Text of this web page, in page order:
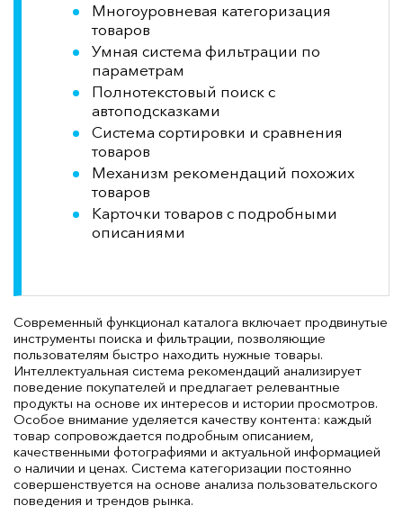
Многоуровневая категоризация
товаров
Умная система фильтрации по
параметрам
Полнотекстовый поиск с
автоподсказками
Система сортировки и сравнения
товаров
Механизм рекомендаций похожих
товаров
Карточки товаров с подробными
описаниями
Современный функционал каталога включает продвинутые
инструменты поиска и фильтрации, позволяющие
пользователям быстро находить нужные товары.
Интеллектуальная система рекомендаций анализирует
поведение покупателей и предлагает релевантные
продукты на основе их интересов и истории просмотров.
Особое внимание уделяется качеству контента: каждый
товар сопровождается подробным описанием,
качественными фотографиями и актуальной информацией
о наличии и ценах. Система категоризации постоянно
совершенствуется на основе анализа пользовательского
поведения и трендов рынка.